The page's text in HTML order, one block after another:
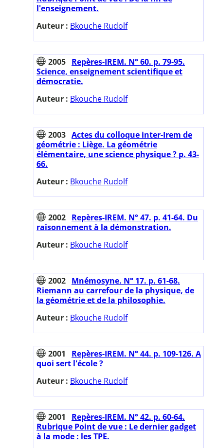
l'enseignement.
Auteur : Bkouche Rudolf
2005 Repères-IREM. N° 60. p. 79-95.
Science, enseignement scientifique et
démocratie.
Auteur : Bkouche Rudolf
2003 Actes du colloque inter-Irem de
géométrie : Liège. La géométrie
élémentaire, une science physique ? p. 43-
66.
Auteur : Bkouche Rudolf
2002 Repères-IREM. N° 47. p. 41-64. Du
raisonnement à la démonstration.
Auteur : Bkouche Rudolf
2002 Mnémosyne. N° 17. p. 61-68.
Riemann au carrefour de la physique, de
la géométrie et de la philosophie.
Auteur : Bkouche Rudolf
2001
Repères-IREM. N° 44. p. 109-126. A
quoi sert l'école ?
Auteur : Bkouche Rudolf
2001
Repères-IREM. N° 42. p. 60-64.
Rubrique Point de vue : Le dernier gadget
à la mode : les TPE.